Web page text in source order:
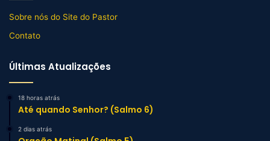
Sobre nós do Site do Pastor
Contato
Últimas Atualizações
18 horas atrás
Até quando Senhor? (Salmo 6)
2 dias atrás